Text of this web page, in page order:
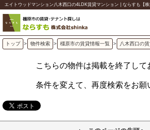
エイトウッドマンション八木西口の4LDK賃貸マンション | ならすも【株
トップ > 物件検索 > 橿原市の賃貸情報一覧 > 八木西口の
こちらの物件は掲載を終了して
条件を変えて、再度検索をお願